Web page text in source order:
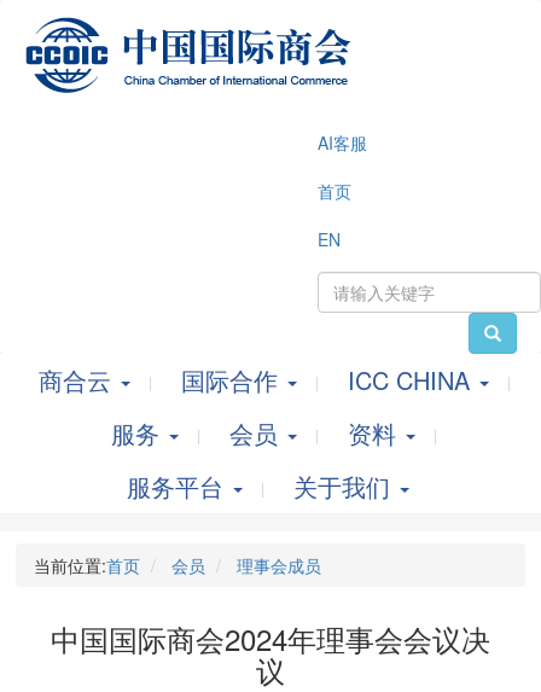
AI客服
首页
EN
商合云 国际合作
ICC CHINA
服务
会员
资料
服务平台
关于我们
当前位置:首页 会员 理事会成员
中国国际商会2024年理事会会议决
议